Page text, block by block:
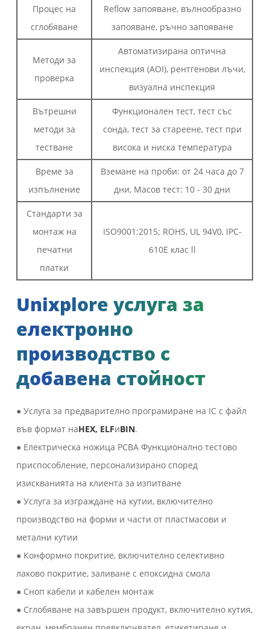
Процес на
сглобяване
Reflow запояване, вълнообразно
запояване, ръчно запояване
Методи за
проверка
Автоматизирана оптична
инспекция (AOI), рентгенови лъчи,
визуална инспекция
Вътрешни
методи за
тестване
Функционален тест, тест със
сонда, тест за стареене, тест при
висока и ниска температура
Време за
изпълнение
Вземане на проби: от 24 часа до 7
дни, Масов тест: 10 - 30 дни
Стандарти за
монтаж на
печатни
платки
ISO9001:2015; ROHS, UL 94V0, IPC-
610E клас ll
Unixplore услуга за
електронно
производство с
добавена стойност
● Услуга за предварително програмиране на IC с файл
във формат наHEX, ELFиBIN.
● Електрическа ножица PCBA Функционално тестово
приспособление, персонализирано според
изискванията на клиента за изпитване
● Услуга за изграждане на кутии, включително
производство на форми и части от пластмасови и
метални кутии
● Конформно покритие, включително селективно
лаково покритие, заливане с епоксидна смола
● Сноп кабели и кабелен монтаж
● Сглобяване на завършен продукт, включително кутия,